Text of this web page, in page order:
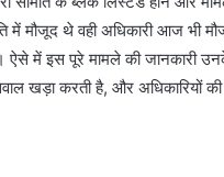
में मौजूद थे वही अधिकारी आज भी
ऐसे में इस पूरे मामले की जानकारी
खड़ा करती है, और अधिकारियों की